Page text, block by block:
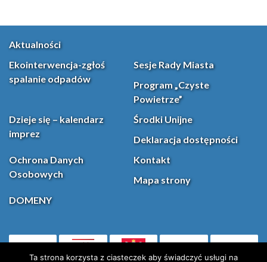
Aktualności
Ekointerwencja-zgłoś
spalanie odpadów
Sesje Rady Miasta
Program „Czyste
Powietrze”
Dzieje się – kalendarz
imprez
Środki Unijne
Deklaracja dostępności
Ochrona Danych
Osobowych
Kontakt
Mapa strony
DOMENY
(otwiera się w nowej karcie)
Ta strona korzysta z ciasteczek aby świadczyć usługi na